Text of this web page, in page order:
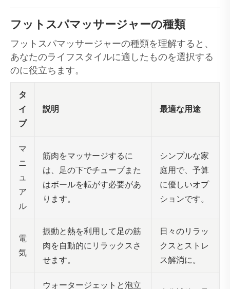
フットスパマッサージャーの種類
フットスパマッサージャーの種類を理解すると、
あなたのライフスタイルに適したものを選択する
のに役立ちます。
タ
イ
プ
説明 最適な用途
マ
ニ
ュ
ア
ル
筋肉をマッサージするに
は、足の下でチューブまた
はボールを転がす必要があ
ります。
シンプルな家
庭用で、予算
に優しいオプ
ションです。
電
気
振動と熱を利用して足の筋
肉を自動的にリラックスさ
せます。
日々のリラッ
クスとストレ
ス解消に。
ウォータージェットと泡立